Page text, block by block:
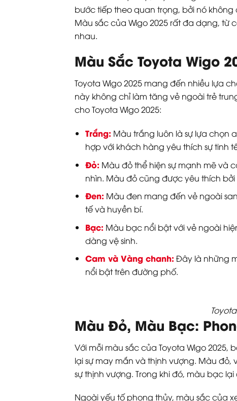
bước tiếp theo quan trọng, bởi nó
Màu sắc của Wigo 2025 rất đa dạng,
nhau.
Màu Sắc Toyota Wigo
Toyota Wigo 2025 mang đến nhiều lựa
này không chỉ làm tăng vẻ ngoài trẻ
cho Toyota Wigo 2025:
Trắng: Màu trắng luôn là sự lựa chọn
hợp với khách hàng yêu thích sự tinh
Đỏ: Màu đỏ thể hiện sự mạnh mẽ và
nhìn. Màu đỏ cũng được yêu thích
Đen: Màu đen mang đến vẻ ngoài
tế và huyền bí.
Bạc: Màu bạc nổi bật với vẻ ngoài
dàng vệ sinh.
Cam và Vàng chanh: Đây là những
nổi bật trên đường phố.
Màu Đỏ, Màu Bạc:
Với mỗi màu sắc của Toyota Wigo
lại sự may mắn và thịnh vượng. Màu
sự thịnh vượng. Trong khi đó, màu bạc
Ngoài yếu tố phong thủy, màu sắc của